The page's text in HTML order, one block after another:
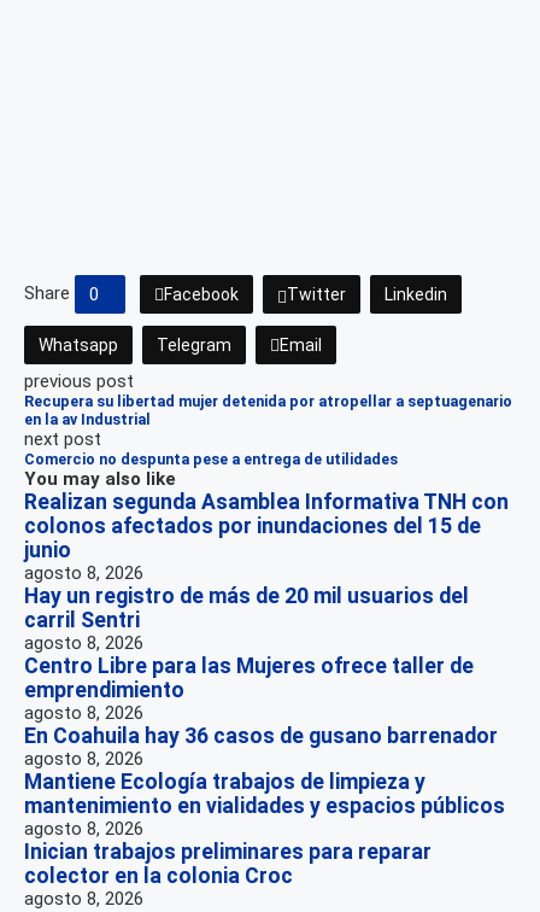
Share 0 Facebook Twitter Linkedin
Whatsapp Telegram Email
previous post
Recupera su libertad mujer detenida por atropellar a septuagenario
en la av Industrial
next post
Comercio no despunta pese a entrega de utilidades
You may also like
Realizan segunda Asamblea Informativa TNH con
colonos afectados por inundaciones del 15 de
junio
agosto 8, 2026
Hay un registro de más de 20 mil usuarios del
carril Sentri
agosto 8, 2026
Centro Libre para las Mujeres ofrece taller de
emprendimiento
agosto 8, 2026
En Coahuila hay 36 casos de gusano barrenador
agosto 8, 2026
Mantiene Ecología trabajos de limpieza y
mantenimiento en vialidades y espacios públicos
agosto 8, 2026
Inician trabajos preliminares para reparar
colector en la colonia Croc
agosto 8, 2026